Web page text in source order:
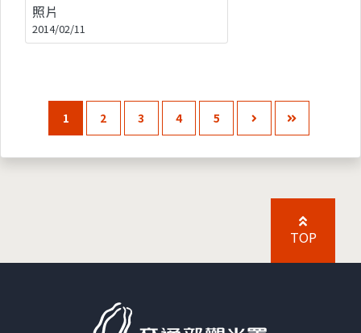
照片
2014/02/11
1 2 3 4 5
TOP